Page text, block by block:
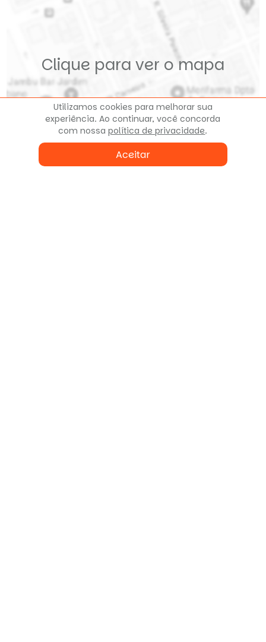
Clique para ver o mapa
Utilizamos cookies para melhorar sua
experiência. Ao continuar, você concorda
com nossapolítica de privacidade.
Aceitar